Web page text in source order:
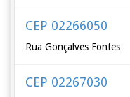
CEP 02266050
Rua Gonçalves Fontes
CEP 02267030